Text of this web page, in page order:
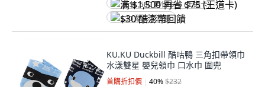
满 $1,500 再省 $75 (王道卡)
$30 酷澎幣回饋
KU.KU Duckbill 酷咕鴨 三角扣帶領巾
水漾雙星 嬰兒領巾 口水巾 圍兜
首購折扣價 40%$232